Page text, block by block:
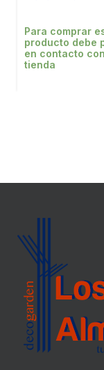
Para comprar
producto debe
en contacto
tienda